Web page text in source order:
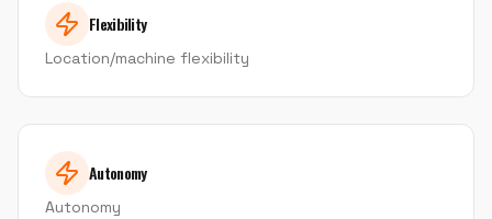
Flexibility
Location/machine flexibility
Autonomy
Autonomy